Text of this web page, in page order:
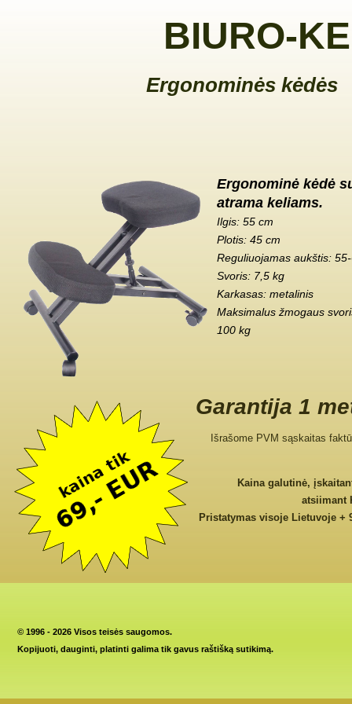
BIURO-
Ergonominės kėdės
Ergonominė kėdė
atrama keliams.
Ilgis: 55 cm
Plotis: 45 cm
Reguliuojamas aukštis:
Svoris: 7,5 kg
Karkasas: metalinis
Maksimalus žmogaus
100 kg
Garantija 1
Išrašome PVM sąskaitas
Kaina galutinė,
atsiimant
Pristatymas visoje Lietuvoje +
© 1996 - 2026 Visos teisės saugomos.
Kopijuoti, dauginti, platinti galima tik gavus raštišką sutikimą.